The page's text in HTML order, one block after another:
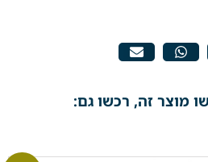
מוצר זה, רכשו גם: